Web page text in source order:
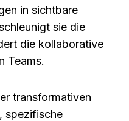
in sichtbare
sie die
die kollaborative
Teams.
transformativen
spezifische